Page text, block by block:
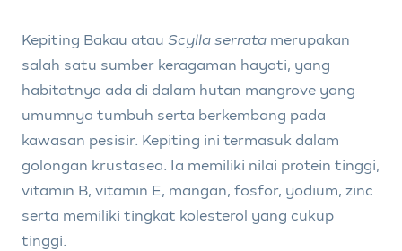
Kepiting Bakau atau Scylla serrata merupakan
salah satu sumber keragaman hayati, yang
habitatnya ada di dalam hutan mangrove yang
umumnya tumbuh serta berkembang pada
kawasan pesisir. Kepiting ini termasuk dalam
golongan krustasea. Ia memiliki nilai protein tinggi,
vitamin B, vitamin E, mangan, fosfor, yodium, zinc
serta memiliki tingkat kolesterol yang cukup
tinggi.